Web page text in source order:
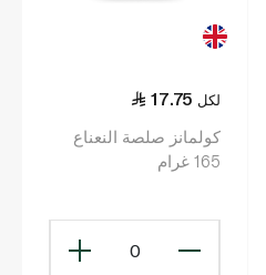
17.75 لكل
كولمانز صلصة النعناع
165 غرام
0